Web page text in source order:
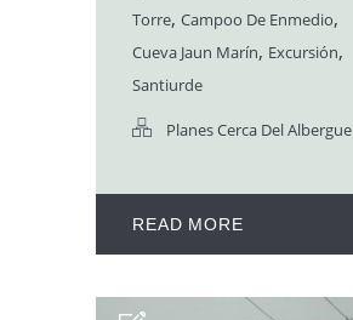
Torre, Campoo De Enmedio,
Cueva Jaun Marín, Excursión,
Santiurde
Planes Cerca Del Albergue
READ MORE